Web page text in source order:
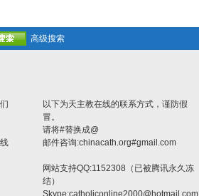
高级搜索
以下为天主教在线的联系方式，谨防假
冒。
请将#替换成@
邮件咨询:chinacath.org#gmail.com
网站支持QQ:1152308（已被腾讯永久冻
结）
Skype:catholiconline2000@hotmail.com